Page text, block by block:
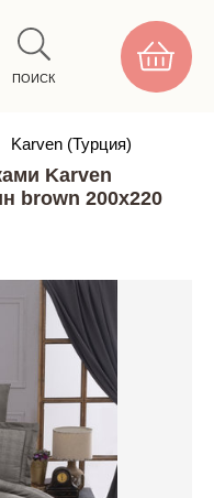
ПОИСК
Karven (Турция)
Karven
brown 200х220